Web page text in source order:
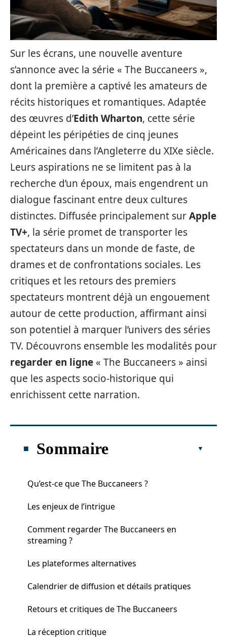
Sur les écrans, une nouvelle aventure
s’annonce avec la série « The Buccaneers »,
dont la première a captivé les amateurs de
récits historiques et romantiques. Adaptée
des œuvres d’Edith Wharton, cette série
dépeint les péripéties de cinq jeunes
Américaines dans l’Angleterre du XIXe siècle.
Leurs aspirations ne se limitent pas à la
recherche d’un époux, mais engendrent un
dialogue fascinant entre deux cultures
distinctes. Diffusée principalement surApple
TV+, la série promet de transporter les
spectateurs dans un monde de faste, de
drames et de confrontations sociales. Les
critiques et les retours des premiers
spectateurs montrent déjà un engouement
autour de cette production, affirmant ainsi
son potentiel à marquer l’univers des séries
TV. Découvrons ensemble les modalités pour
regarder en ligne « The Buccaneers » ainsi
que les aspects socio-historique qui
enrichissent cette narration.
Sommaire
Qu’est-ce que The Buccaneers ?
Les enjeux de l’intrigue
Comment regarder The Buccaneers en
streaming ?
Les plateformes alternatives
Calendrier de diffusion et détails pratiques
Retours et critiques de The Buccaneers
La réception critique